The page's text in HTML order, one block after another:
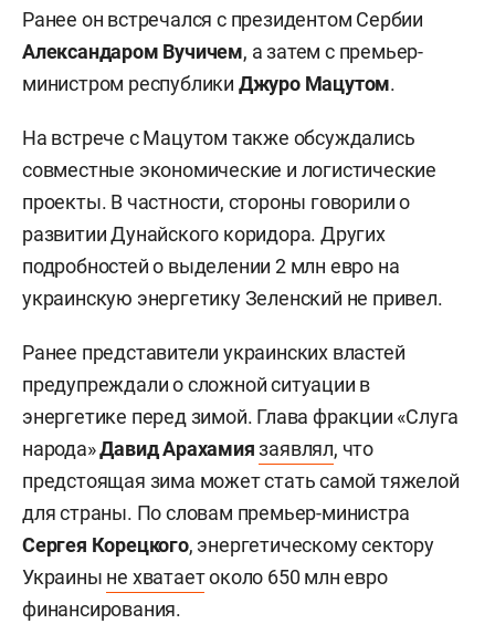
Ранее он встречался с президентом Сербии
Александаром Вучичем, а затем с премьер-
министром республики Джуро Мацутом.
На встрече с Мацутом также обсуждались
совместные экономические и логистические
проекты. В частности, стороны говорили о
развитии Дунайского коридора. Других
подробностей о выделении 2 млн евро на
украинскую энергетику Зеленский не привел.
Ранее представители украинских властей
предупреждали о сложной ситуации в
энергетике перед зимой. Глава фракции «Слуга
народа»Давид Арахамия заявлял, что
предстоящая зима может стать самой тяжелой
для страны. По словам премьер-министра
Сергея Корецкого, энергетическому сектору
Украины не хватаетоколо 650 млн евро
финансирования.